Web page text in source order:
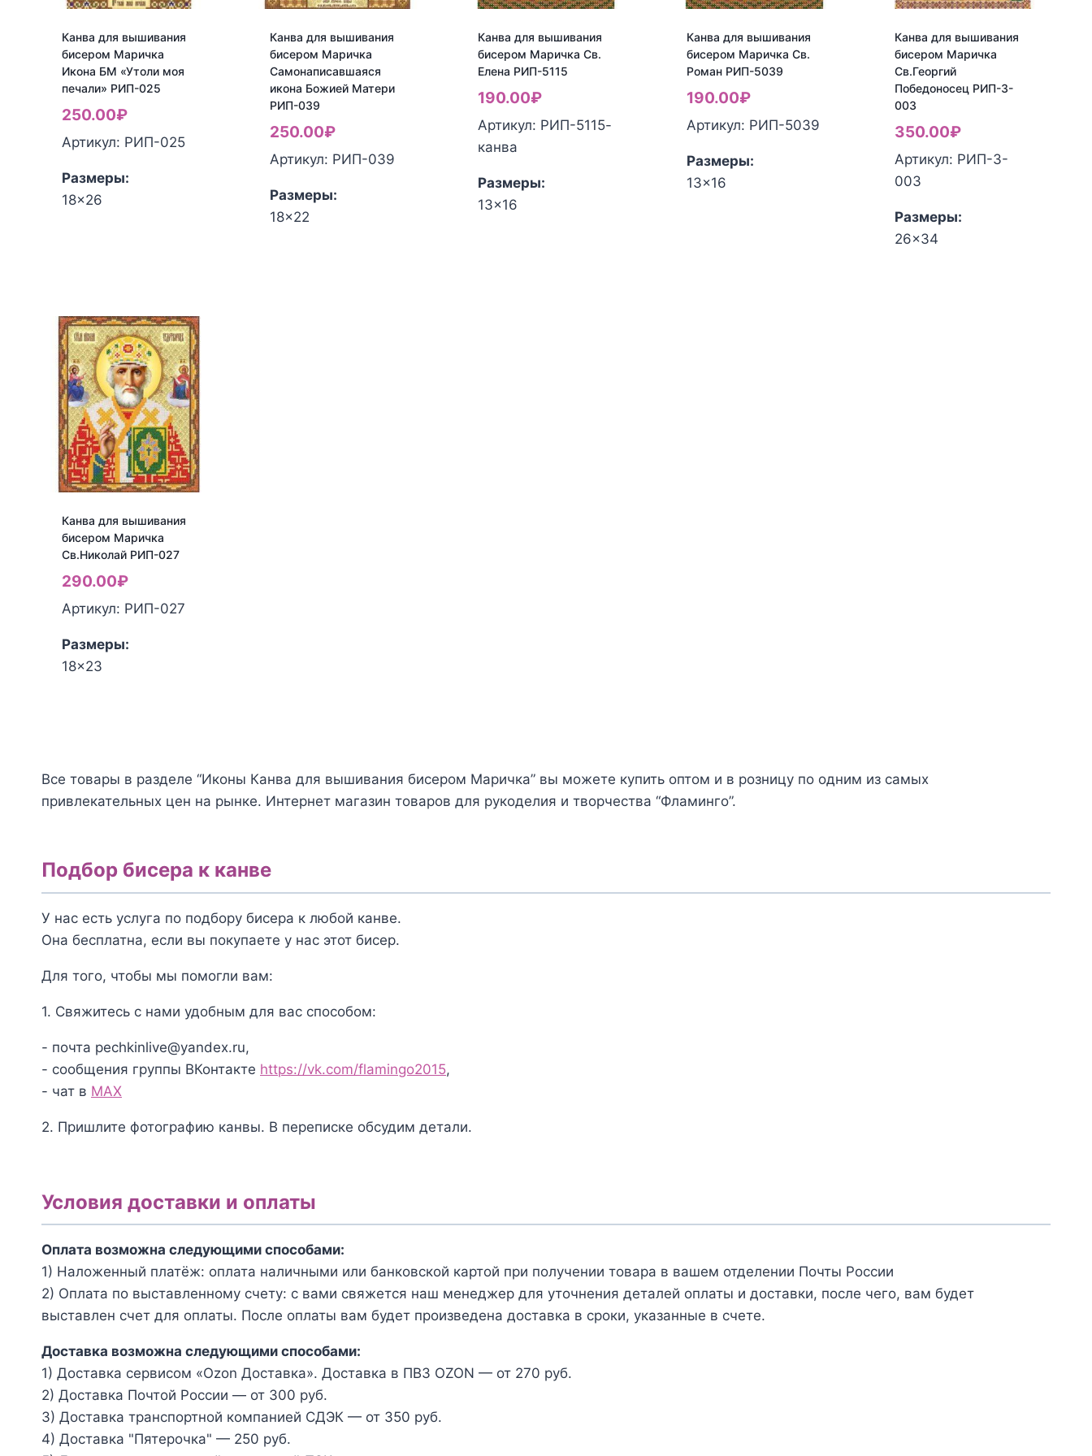
РИП-5210
РИК-005
Канва для вышивания
бисером Маричка
Икона БМ «Утоли моя
печали» РИП-025
250.00₽
Артикул: РИП-025
бисером
Маричка
Икона
БМ
"Утоли
моя
печали"
РИП-025
Размеры:
18x26
Канва для вышивания
бисером Маричка
Самонаписавшаяся
икона Божией Матери
РИП-039
250.00₽
Артикул: РИП-039
Размеры:
18x22
Канва для вышивания
бисером Маричка Св.
Елена РИП-5115
190.00₽
Артикул: РИП-5115-
канва
Размеры:
13x16
Канва для вышивания
бисером Маричка Св.
Роман РИП-5039
190.00₽
Артикул: РИП-5039
Размеры:
13x16
Канва для вышивания
бисером Маричка
Св.Георгий
Победоносец РИП-3-
003
350.00₽
Артикул: РИП-3-
003
Размеры:
26x34
Канва для вышивания
бисером Маричка
Св.Николай РИП-027
290.00₽
Артикул: РИП-027
бисером
Маричка
Размеры:
18x23
Все товары в разделе “Иконы Канва для вышивания бисером Маричка” вы можете купить оптом и в розницу по одним из самых
привлекательных цен на рынке. Интернет магазин товаров для рукоделия и творчества “Фламинго”.
Подбор бисера к канве
У нас есть услуга по подбору бисера к любой канве.
Она бесплатна, если вы покупаете у нас этот бисер.
Для того, чтобы мы помогли вам:
1. Свяжитесь с нами удобным для вас способом:
- почта pechkinlive@yandex.ru,
- сообщения группы ВКонтакте https://vk.com/flamingo2015,
- чат в MAX
2. Пришлите фотографию канвы. В переписке обсудим детали.
Условия доставки и оплаты
Оплата возможна следующими способами:
1) Наложенный платёж: оплата наличными или банковской картой при получении товара в вашем отделении Почты России
2) Оплата по выставленному счету: с вами свяжется наш менеджер для уточнения деталей оплаты и доставки, после чего, вам будет
выставлен счет для оплаты. После оплаты вам будет произведена доставка в сроки, указанные в счете.
Доставка возможна следующими способами:
1) Доставка сервисом «Ozon Доставка». Доставка в ПВЗ OZON — от 270 руб.
2) Доставка Почтой России — от 300 руб.
3) Доставка транспортной компанией СДЭК — от 350 руб.
4) Доставка "Пятерочка" — 250 руб.